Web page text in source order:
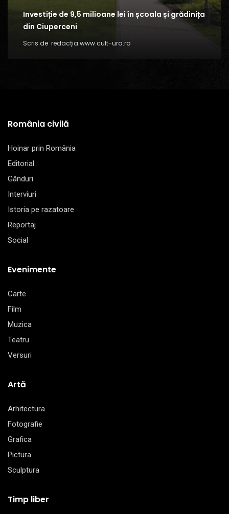
Investiție de 9,5 milioane lei în școala și grădinița
din Ciuperceni
Scris de redacția www.cult-ura.ro
România civilă
Hoinar prin România
Editorial
Gânduri
Interviuri
Istoria pe razatoare
Reportaj
Social
Evenimente
Carte
Film
Muzica
Teatru
Versuri
Artă
Arhitectura
Fotografie
Grafica
Pictura
Sculptura
Timp liber